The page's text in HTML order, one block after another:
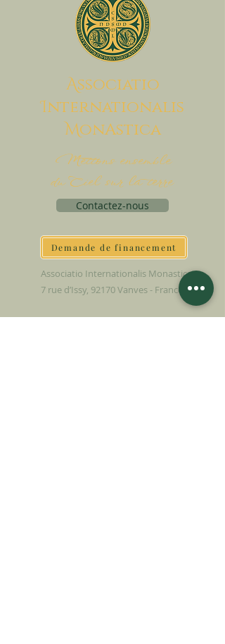
Associatio
Internationalis
MonAstica
Mettons ensemble
du Ciel sur la terre
Contactez-nous
Demande de financement
Associatio Internationalis Monastica
7 rue d’Issy, 92170 Vanves - France